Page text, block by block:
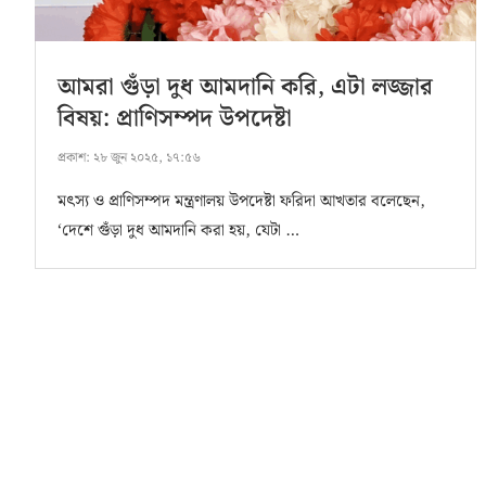
আমরা গুঁড়া দুধ আমদানি করি, এটা লজ্জার
বিষয়: প্রাণিসম্পদ উপদেষ্টা
প্রকাশ: ২৮ জুন ২০২৫, ১৭:৫৬
মৎস্য ও প্রাণিসম্পদ মন্ত্রণালয় উপদেষ্টা ফরিদা আখতার বলেছেন,
‘দেশে গুঁড়া দুধ আমদানি করা হয়, যেটা …